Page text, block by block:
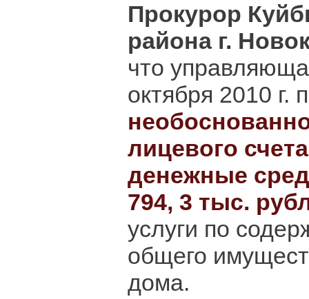
Прокурор
района г.
что
октября 2010 г.
лицевого
денежные
794, 3 тыс.
услуги по
общего
дома.